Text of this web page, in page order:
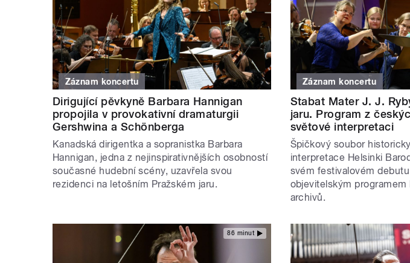
Záznam koncertu
Dirigující pěvkyně Barbara Hannigan
propojila v provokativní dramaturgii
Gershwina a Schönberga
Kanadská dirigentka a sopranistka Barbara
Hannigan, jedna z nejinspirativnějších osobností
současné hudební scény, uzavřela svou
rezidenci na letošním Pražském jaru.
Záznam koncertu
Stabat Mater J. J.
jaru. Program z
světové interpretaci
Špičkový soubor
interpretace Helsinki
svém festivalovém
objevitelským
archivů.
86 minut